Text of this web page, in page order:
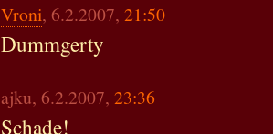
Vroni, 6.2.2007, 21:50
Dummgerty
ajku, 6.2.2007, 23:36
Schade!